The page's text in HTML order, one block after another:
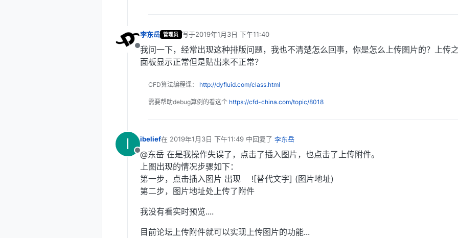
离线
李东岳 管理员 写于2019年1月3日 下午11:40
最后由 编辑
我问一下，经常出现这种排版问题，我也不清楚怎么回事，你是怎么上传图片的？上传
面板显示正常但是贴出来不正常？
CFD算法编程课： http://dyfluid.com/class.html
需要帮助debug算例的看这个 https://cfd-china.com/topic/8018
I
离线
ibelief在 2019年1月3日 下午11:49 中回复了 李东岳
最后由 编辑
@东岳 在是我操作失误了，点击了插入图片，也点击了上传附件。
上图出现的情况步骤如下：
第一步，点击插入图片 出现 ![替代文字] (图片地址)
第二步，图片地址处上传了附件
我没有看实时预览....
目前论坛上传附件就可以实现上传图片的功能...